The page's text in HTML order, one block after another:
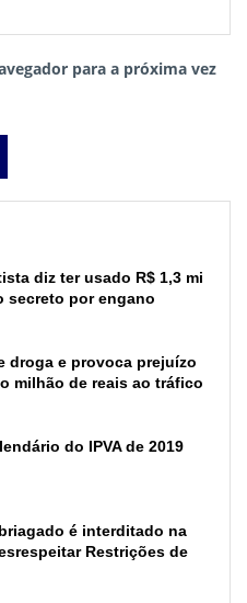
para a próxima vez
diz ter usado R$ 1,3 mi
secreto por engano
droga e provoca prejuízo
milhão de reais ao tráfico
do IPVA de 2019
é interditado na
Restrições de